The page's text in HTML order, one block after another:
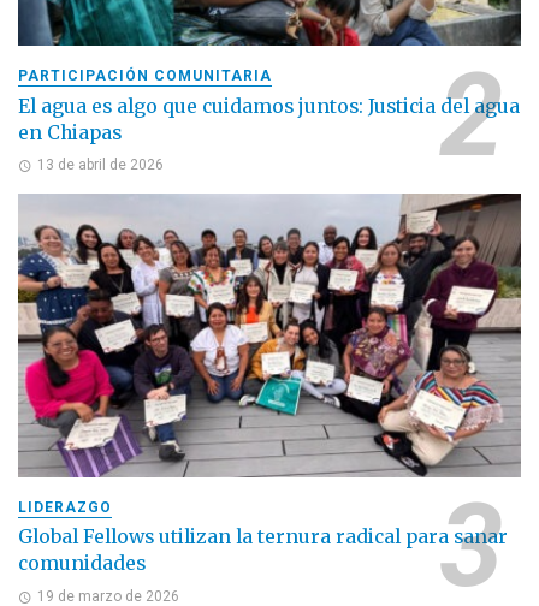
PARTICIPACIÓN COMUNITARIA
El agua es algo que cuidamos juntos: Justicia del agua
en Chiapas
13 de abril de 2026
LIDERAZGO
Global Fellows utilizan la ternura radical para sanar
comunidades
19 de marzo de 2026